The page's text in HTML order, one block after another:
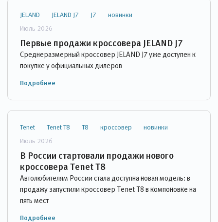
JELAND JELAND J7 J7
новинки
Июль 2026
Первые продажи кроссовера JELAND J7
Cреднеразмерный кроссовер JELAND J7 уже доступен к
покупке у официальных дилеров
Подробнее
Tenet Tenet T8 T8 кроссовер
новинки
Июль 2026
В России стартовали продажи нового
кроссовера Tenet T8
Автолюбителям России стала доступна новая модель: в
продажу запустили кроссовер Tenet T8 в компоновке на
пять мест
Подробнее